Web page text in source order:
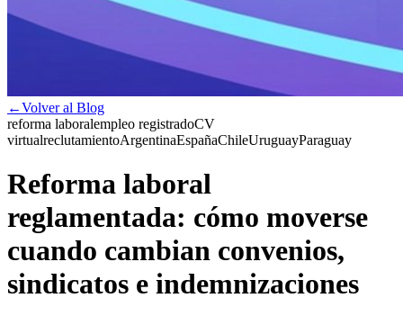
←Volver al Blog
reforma laboralempleo registradoCV
virtualreclutamientoArgentinaEspañaChileUruguayParaguay
Reforma laboral
reglamentada: cómo moverse
cuando cambian convenios,
sindicatos e indemnizaciones